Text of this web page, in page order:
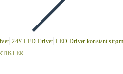
24V LED Driver LED Driver konstant strøm